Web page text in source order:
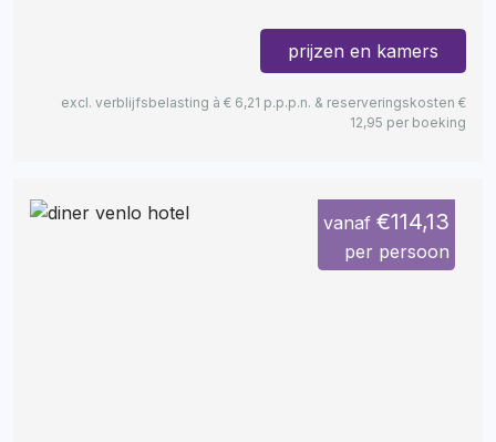
prijzen en kamers
excl. verblijfsbelasting à € 6,21 p.p.p.n. & reserveringskosten €
12,95 per boeking
vanaf €114,13
per persoon